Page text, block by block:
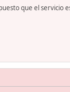
que el servicio